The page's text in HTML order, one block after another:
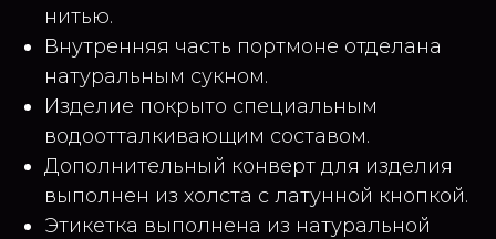
нитью.
Внутренняя часть портмоне отделана
натуральным сукном.
Изделие покрыто специальным
водоотталкивающим составом.
Дополнительный конверт для изделия
выполнен из холста с латунной кнопкой.
Этикетка выполнена из натуральной